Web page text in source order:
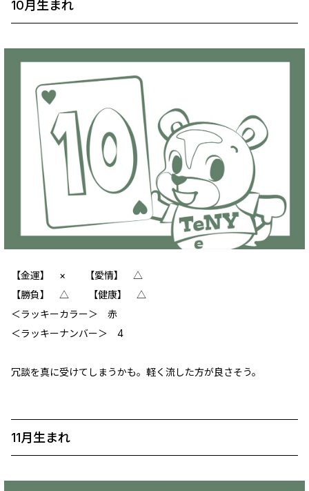
10月生まれ
【金運】 × 【愛情】 △
【勝負】 △ 【健康】 △
＜ラッキーカラー＞ 赤
＜ラッキーナンバー＞ 4
冗談を真に受けてしまうかも。軽く流した方が良さそう。
11月生まれ